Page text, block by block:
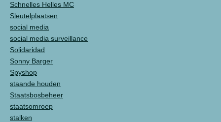
Schnelles Helles MC
Sleutelplaatsen
social media
social media surveillance
Solidaridad
Sonny Barger
Spyshop
staande houden
Staatsbosbeheer
staatsomroep
stalken